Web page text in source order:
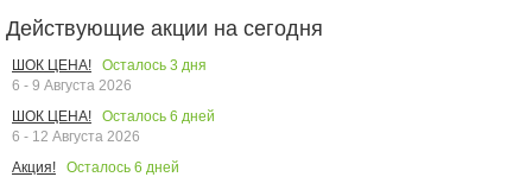
Действующие акции на сегодня
ШОК ЦЕНА! Осталось 3 дня
6 - 9 Августа 2026
ШОК ЦЕНА!
Осталось 6 дней
6 - 12 Августа 2026
Акция!
Осталось 6 дней